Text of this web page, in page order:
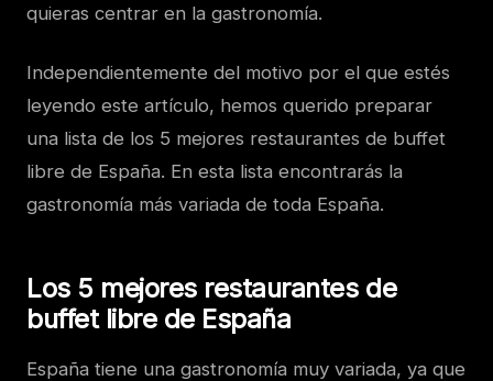
quieras centrar en la gastronomía.
Independientemente del motivo por el que estés
leyendo este artículo, hemos querido preparar
una lista de los 5 mejores restaurantes de buffet
libre de España. En esta lista encontrarás la
gastronomía más variada de toda España.
Los 5 mejores restaurantes de
buffet libre de España
España tiene una gastronomía muy variada, ya que